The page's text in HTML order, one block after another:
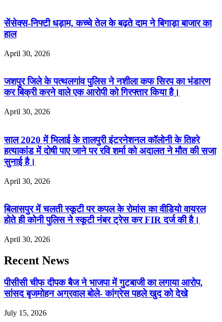
सेंसेक्स-निफ्टी धड़ाम, कच्चे तेल के बढ़ते दाम ने बिगाड़ा बाजार का
हाल
April 30, 2026
जशपुर जिले के पत्थलगांव पुलिस ने नशीला कफ सिरप का भंडारण
कर बिक्री करने वाले एक आरोपी को गिरफ्तार किया है।
April 30, 2026
साल 2020 में भिलाई के तालपुरी इंटरनेशनल कॉलोनी के तिहरे
हत्याकांड में दोषी पाए जाने पर रवि शर्मा को अदालत ने मौत की सजा
सुनाई है।
April 30, 2026
बिलासपुर में चलती स्कूटी पर कपल के रोमांस का वीडियो वायरल
होते ही कोनी पुलिस ने स्कूटी नंबर ट्रेस कर FIR दर्ज की है।
April 30, 2026
Recent News
पीसीसी चीफ दीपक बैज ने भाजपा में गुटबाजी का लगाया आरोप,
सांसद बृजमोहन अग्रवाल बोले- कांग्रेस पहले खुद को देखे
July 15, 2026